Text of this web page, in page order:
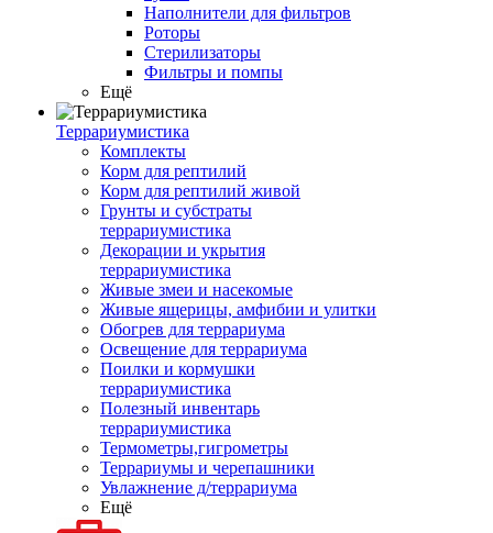
Наполнители для фильтров
Роторы
Стерилизаторы
Фильтры и помпы
Ещё
Террариумистика
Комплекты
Корм для рептилий
Корм для рептилий живой
Грунты и субстраты
террариумистика
Декорации и укрытия
террариумистика
Живые змеи и насекомые
Живые ящерицы, амфибии и улитки
Обогрев для террариума
Освещение для террариума
Поилки и кормушки
террариумистика
Полезный инвентарь
террариумистика
Термометры,гигрометры
Террариумы и черепашники
Увлажнение д/террариума
Ещё